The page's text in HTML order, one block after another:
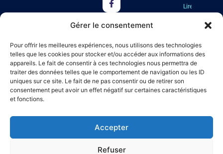
Gérer le consentement
Pour offrir les meilleures expériences, nous utilisons des technologies
telles que les cookies pour stocker et/ou accéder aux informations des
appareils. Le fait de consentir à ces technologies nous permettra de
traiter des données telles que le comportement de navigation ou les ID
uniques sur ce site. Le fait de ne pas consentir ou de retirer son
consentement peut avoir un effet négatif sur certaines caractéristiques
et fonctions.
Accepter
Refuser
Lire la
Cet été, Arc-
en-Ciel
recherche
des
volontaires
pour ses